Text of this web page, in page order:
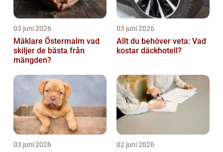
03 juni 2026
Mäklare Östermalm vad
skiljer de bästa från
mängden?
03 juni 2026
Allt du behöver veta: Vad
kostar däckhotell?
03 juni 2026 02 juni 2026